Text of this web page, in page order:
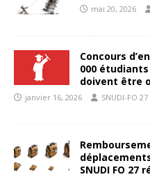
mai 20, 2026
Concours
000
doivent être
janvier 16, 2026 SNUDI-FO 27
SNUDI FO 27